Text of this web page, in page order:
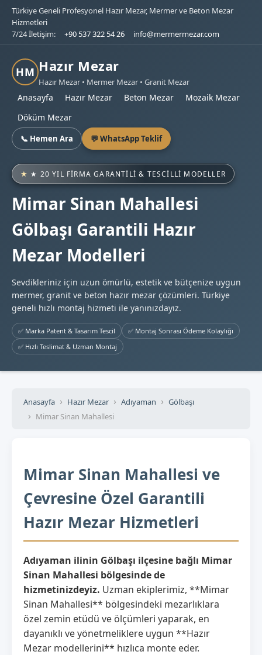
Türkiye Geneli Profesyonel Hazır Mezar, Mermer ve Beton Mezar
Hizmetleri
7/24 İletişim:
+90 537 322 54 26 info@mermermezar.com
HM Hazır Mezar
Hazır Mezar • Mermer Mezar • Granit Mezar
Anasayfa Hazır Mezar Beton Mezar
Mozaik Mezar
Döküm Mezar
📞 Hemen Ara 💬 WhatsApp Teklif
★ 20 YIL FIRMA GARANTILI & TESCILLI MODELLER
Mimar Sinan Mahallesi
Gölbaşı Garantili Hazır
Mezar Modelleri
Sevdikleriniz için uzun ömürlü, estetik ve bütçenize uygun
mermer, granit ve beton hazır mezar çözümleri. Türkiye
geneli hızlı montaj hizmeti ile yanınızdayız.
✅ Marka Patent & Tasarım Tescil
✅ Montaj Sonrası Ödeme Kolaylığı
✅ Hızlı Teslimat & Uzman Montaj
Anasayfa Hazır Mezar Adıyaman
Gölbaşı
Mimar Sinan Mahallesi
Mimar Sinan Mahallesi ve
Çevresine Özel Garantili
Hazır Mezar Hizmetleri
Adıyaman ilinin Gölbaşı ilçesine bağlı Mimar
Sinan Mahallesi bölgesinde de
hizmetinizdeyiz. Uzman ekiplerimiz, **Mimar
Sinan Mahallesi** bölgesindeki mezarlıklara
özel zemin etüdü ve ölçümleri yaparak, en
dayanıklı ve yönetmeliklere uygun **Hazır
Mezar modellerini** hızlıca monte eder.